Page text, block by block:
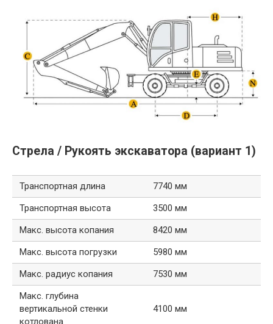
Стрела / Рукоять экскаватора (вариант 1)
Транспортная длина
7740 мм
Транспортная высота
3500 мм
Макс. высота копания
8420 мм
Макс. высота погрузки
5980 мм
Макс. радиус копания
7530 мм
Макс. глубина
вертикальной стенки
4100 мм